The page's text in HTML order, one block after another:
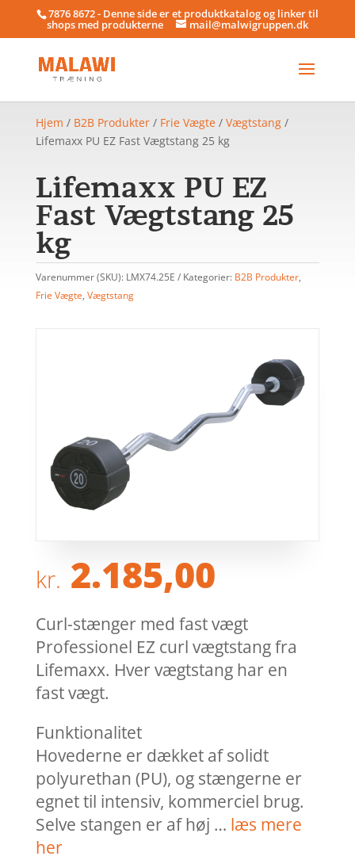
7876 8672 - Denne side er et produktkatalog og linker til
shops med produkterne mail@malwigruppen.dk
Hjem / B2B Produkter/ Frie Vægte/ Vægtstang/
Lifemaxx PU EZ Fast Vægtstang 25 kg
Lifemaxx PU EZ
Fast Vægtstang 25
kg
Varenummer (SKU): LMX74.25E Kategorier: B2B Produkter,
Frie Vægte, Vægtstang
kr. 2.185,00
Curl-stænger med fast vægt
Professionel EZ curl vægtstang fra
Lifemaxx. Hver vægtstang har en
fast vægt.
Funktionalitet
Hovederne er dækket af solidt
polyurethan (PU), og stængerne er
egnet til intensiv, kommerciel brug.
Selve stangen er af høj … læs mere
her